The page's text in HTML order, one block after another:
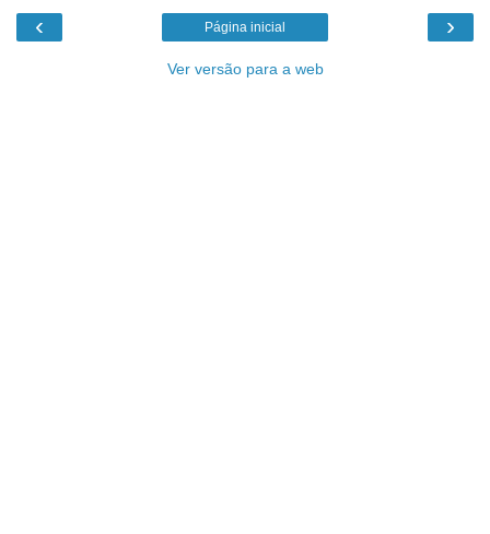
‹ ›
Página inicial
Ver versão para a web